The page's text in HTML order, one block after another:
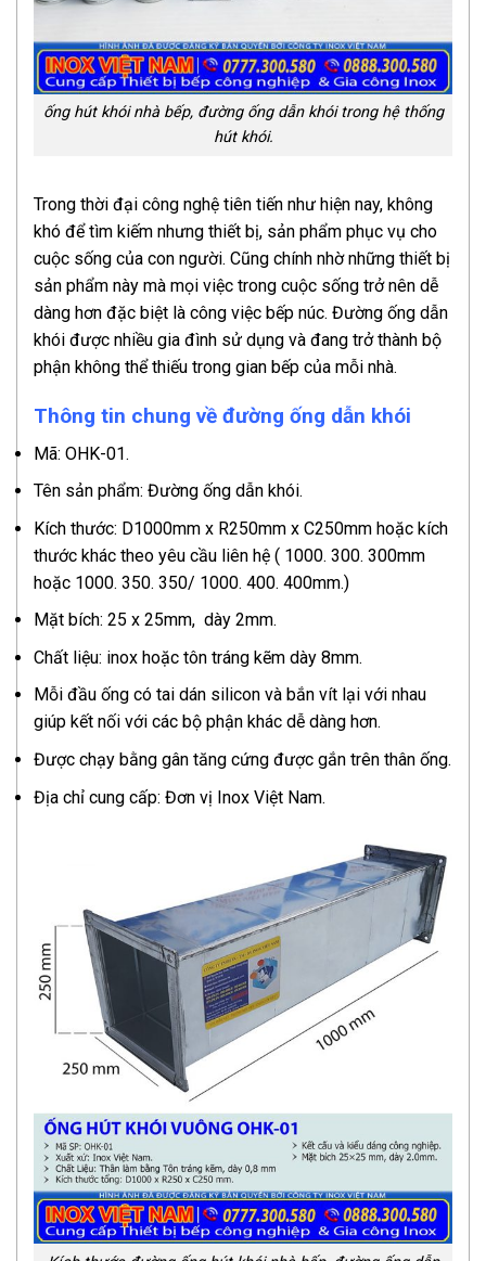
ống hút khói nhà bếp, đường ống dẫn khói trong hệ thống
hút khói.
Trong thời đại công nghệ tiên tiến như hiện nay, không
khó để tìm kiếm nhưng thiết bị, sản phẩm phục vụ cho
cuộc sống của con người. Cũng chính nhờ những thiết bị
sản phẩm này mà mọi việc trong cuộc sống trở nên dễ
dàng hơn đặc biệt là công việc bếp núc. Đường ống dẫn
khói được nhiều gia đình sử dụng và đang trở thành bộ
phận không thể thiếu trong gian bếp của mỗi nhà.
Thông tin chung về đường ống dẫn khói
Mã: OHK-01.
Tên sản phẩm: Đường ống dẫn khói.
Kích thước: D1000mm x R250mm x C250mm hoặc kích
thước khác theo yêu cầu liên hệ ( 1000. 300. 300mm
hoặc 1000. 350. 350/ 1000. 400. 400mm.)
Mặt bích: 25 x 25mm, dày 2mm.
Chất liệu: inox hoặc tôn tráng kẽm dày 8mm.
Mỗi đầu ống có tai dán silicon và bắn vít lại với nhau
giúp kết nối với các bộ phận khác dễ dàng hơn.
Được chạy bằng gân tăng cứng được gắn trên thân ống.
Địa chỉ cung cấp: Đơn vị Inox Việt Nam.